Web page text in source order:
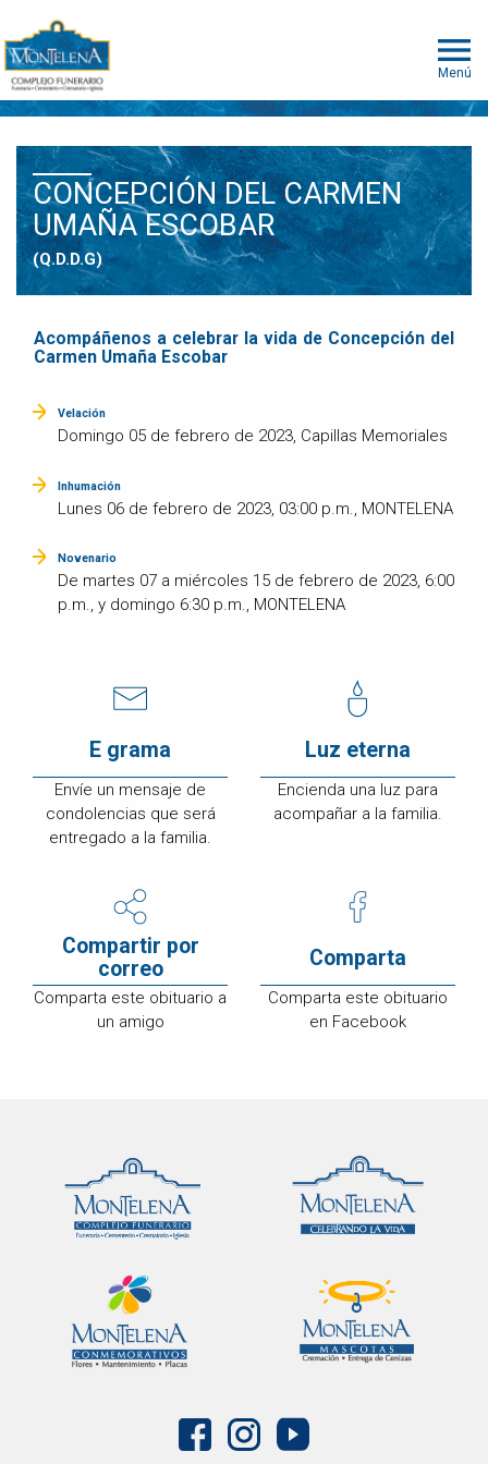
Menú
CONCEPCIÓN DEL CARMEN
UMAÑA ESCOBAR
(Q.D.D.G)
Acompáñenos a celebrar la vida de Concepción del
Carmen Umaña Escobar
Velación
Domingo 05 de febrero de 2023, Capillas Memoriales
Inhumación
Lunes 06 de febrero de 2023, 03:00 p.m., MONTELENA
Novenario
De martes 07 a miércoles 15 de febrero de 2023, 6:00
p.m., y domingo 6:30 p.m., MONTELENA
E grama
Envíe un mensaje de
condolencias que será
entregado a la familia.
Luz eterna
Encienda una luz para
acompañar a la familia.
Compartir por
correo
Comparta este obituario a
un amigo
Comparta
Comparta este obituario
en Facebook